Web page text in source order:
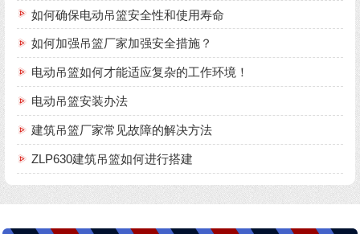
如何确保电动吊篮安全性和使用寿命
如何加强吊篮厂家加强安全措施？
电动吊篮如何才能适应复杂的工作环境！
电动吊篮安装办法
建筑吊篮厂家常见故障的解决方法
ZLP630建筑吊篮如何进行搭建